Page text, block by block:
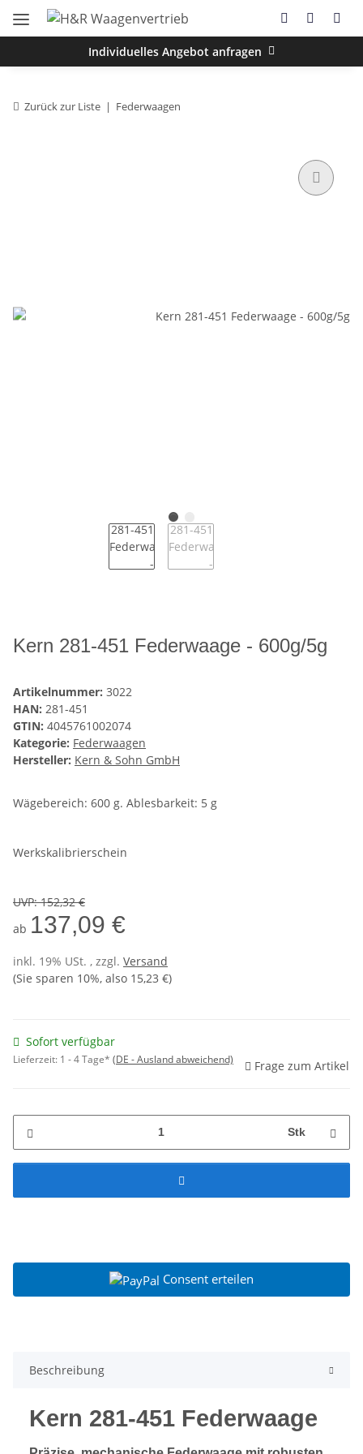
Individuelles Angebot anfragen
Zurück zur Liste Federwaagen
Kern 281-451 Federwaage - 600g/5g
Artikelnummer: 3022
HAN: 281-451
GTIN: 4045761002074
Kategorie: Federwaagen
Hersteller: Kern & Sohn GmbH
Wägebereich: 600 g. Ablesbarkeit: 5 g
Werkskalibrierschein
UVP:152,32 €
ab 137,09 €
inkl. 19% USt. , zzgl. Versand
(Sie sparen 10%, also 15,23 €)
Sofort verfügbar
Lieferzeit: 1 - 4 Tage* (DE - Ausland abweichend) Frage zum Artikel
Stk
Consent erteilen
Beschreibung
Kern 281-451 Federwaage